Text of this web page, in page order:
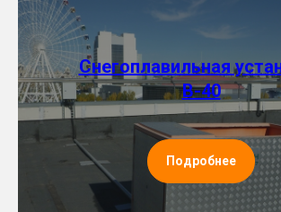
Снегоплавильная
В-40
Подробнее